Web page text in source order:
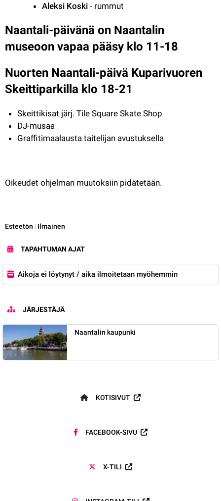
Aleksi Koski - rummut
Naantali-päivänä on Naantalin
museoon vapaa pääsy klo 11-18
Nuorten Naantali-päivä Kuparivuoren
Skeittiparkilla klo 18-21
Skeittikisat järj. Tile Square Skate Shop
DJ-musaa
Graffitimaalausta taitelijan avustuksella
Oikeudet ohjelman muutoksiin pidätetään.
Kategoria:
Esteetön | Ilmainen
TAPAHTUMAN AJAT
Aikoja ei löytynyt / aika ilmoitetaan myöhemmin
JÄRJESTÄJÄ
Naantalin kaupunki
KOTISIVUT
FACEBOOK-SIVU
X-TILI